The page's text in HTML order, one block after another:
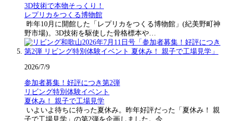
3D技術で本物そっくり！
レプリカをつくる博物館
昨年10月に開館した「レプリカをつくる博物館」(紀美野町神
野市場)。3D技術を駆使した骨格標本や…
2026/7/9
参加者募集！好評につき第2弾
リビング特別体験イベント
夏休み！ 親子で工場見学
いよいよ待ちに待った夏休み。昨年好評だった「夏休み！ 親
子で工場見学」の第2弾を企画しました。今…